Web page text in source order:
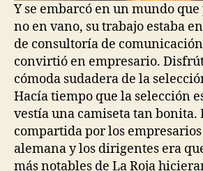
Y se embarcó en un mundo que
no en vano, su trabajo estaba
de consultoría de
convirtió en empresario.
cómoda sudadera de la
Hacía tiempo que la selección
vestía una camiseta tan bonita.
compartida por los
alemana y los dirigentes era
más notables de La Roja